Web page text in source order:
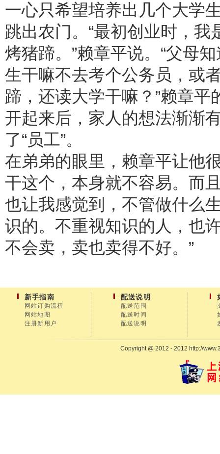
一心只希望培养出几个大学
跳出农门。“最初创业时，
烤猪蹄。”赖章平说。“父母
生干嘛不去考个公务员，或
蹄，还读大学干嘛？”赖章
开起来后，家人的想法渐渐
了“员工”。
在弟弟的眼里，赖章平让他
干这个，本身就不容易。而
也让我感觉到，不管做什么
识的。不重视知识的人，也
不会卖，卖也卖得不好。”
新手指南
网站订购流程
网站地图
注册新用户
配送说明
配送范围
配送时间
配送说明
Copyright @ 2012 - 2012 http://